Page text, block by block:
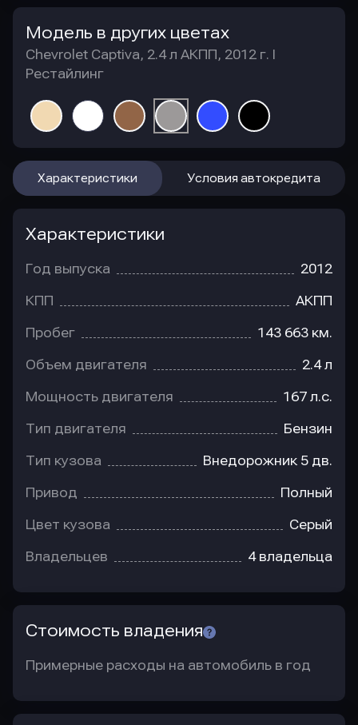
Модель в других цветах
Chevrolet Captiva, 2.4 л АКПП, 2012 г. I
Рестайлинг
Характеристики Условия автокредита
Характеристики
Год выпуска 2012
КПП АКПП
Пробег 143 663 км.
Объем двигателя 2.4 л
Мощность двигателя 167 л.с.
Тип двигателя Бензин
Тип кузова Внедорожник 5 дв.
Привод Полный
Цвет кузова Серый
Владельцев 4 владельца
Стоимость владения
Примерные расходы на автомобиль в год